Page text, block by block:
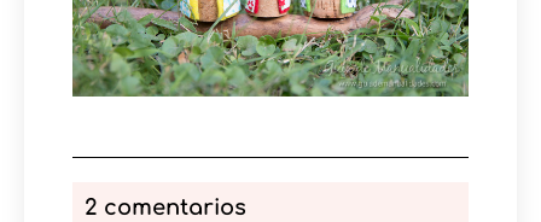
2 comentarios